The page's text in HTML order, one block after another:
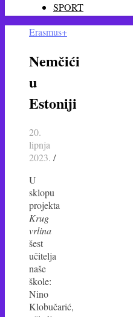
SPORT
Erasmus+
Nemčići
u
Estoniji
20.
lipnja
2023. /
U
sklopu
projekta
Krug
vrlina
šest
učitelja
naše
škole:
Nino
Klobučarić,